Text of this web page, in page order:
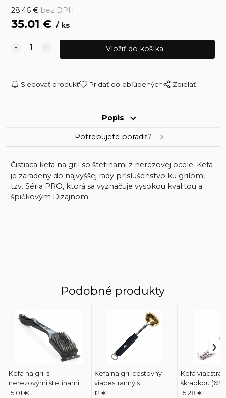
28.46€ bez DPH
35.01 € ks
Sledovať produkt Pridať do obľúbených Zdielať
Popis
Potrebujete poradiť?
Čistiaca kefa na gril so štetinami z nerezovej ocele. Kefa
je zaradený do najvyššej rady príslušenstvo ku grilom,
tzv. Séria PRO, ktorá sa vyznačuje vysokou kvalitou a
špičkovým Dizajnom.
Podobné produkty
Kefa na gril s
nerezovými štetinami
(62118)
15.01 €
Kefa na gril cestovný
viacestranný s
mosadznými štetinami
12 €
Kefa
škrabkou
15.28 €